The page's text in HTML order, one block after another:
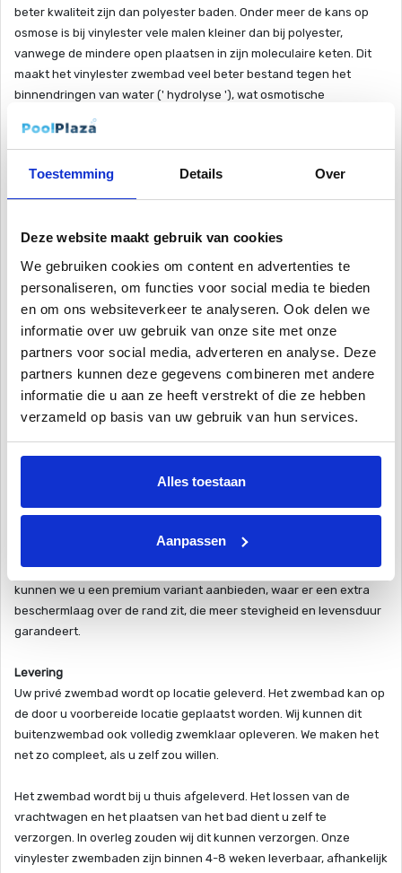
Toestemming Details Over
Deze website maakt gebruik van cookies
We gebruiken cookies om content en advertenties te
personaliseren, om functies voor social media te bieden
en om ons websiteverkeer te analyseren. Ook delen we
informatie over uw gebruik van onze site met onze
partners voor social media, adverteren en analyse. Deze
partners kunnen deze gegevens combineren met andere
informatie die u aan ze heeft verstrekt of die ze hebben
verzameld op basis van uw gebruik van hun services.
Alles toestaan
Aanpassen
beter kwaliteit zijn dan polyester baden. Onder meer de kans op
osmose is bij vinylester vele malen kleiner dan bij polyester,
vanwege de mindere open plaatsen in zijn moleculaire keten. Dit
maakt het vinylester zwembad veel beter bestand tegen het
binnendringen van water (' hydrolyse '), wat osmotische
blaarvorming kan veroorzaken.
Dit is een hoogwaardig vinylester zwembad uit de “Coral pools
line”. In deze productlijn bevinden zich schitterende zwembaden in
rock, sand rock). Deze vinylester zwembaden zijn voorzien van een
comfortabele en veilige inlooptrap, zodat groot en klein optimaal
kan genieten van uw prachtige zwembad. vinylester zwembaden
gaan tussen de 20 tot 30 jaar mee, zodat u langer dan even kan
Het vinylester zwembad is een monoliet zwembad, dit houdt in dat
uit meerlaags vinylester is een zwembad uit één stuk gevormd.
Klaar voor plaatsing in uw tuin of als zwembad in huis. Het
materiaal is krasvast en oersterk, zodat u met dit vinylester
zwembad al gauw van 20 tot 30 jaar zwemplezier geniet. Dit privé
hoogwaardige thermische isolatielaag blijft het water in dit
vinylester zwembad heerlijk op temperatuur. Kortom, een zwembad
zwemseizoen. De goede isolatie zorgt verder voor minder
energiekosten. Goed voor het milieu, en uw portemonnee! Ook
kunnen we u een premium variant aanbieden, waar er een extra
beschermlaag over de rand zit, die meer stevigheid en levensduur
garandeert.
Levering
Uw privé zwembad wordt op locatie geleverd. Het zwembad kan op
de door u voorbereide locatie geplaatst worden. Wij kunnen dit
buitenzwembad ook volledig zwemklaar opleveren. We maken het
net zo compleet, als u zelf zou willen.
Het zwembad wordt bij u thuis afgeleverd. Het lossen van de
vrachtwagen en het plaatsen van het bad dient u zelf te
verzorgen. In overleg zouden wij dit kunnen verzorgen. Onze
vinylester zwembaden zijn binnen 4-8 weken leverbaar, afhankelijk